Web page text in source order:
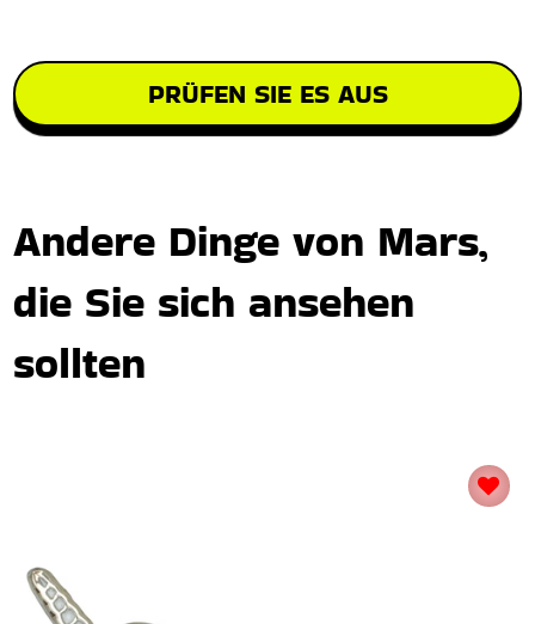
PRÜFEN SIE ES AUS
Andere Dinge von Mars,
die Sie sich ansehen
sollten